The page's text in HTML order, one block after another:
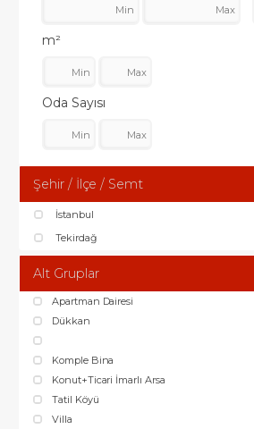
m²
Oda Sayısı
Şehir / İlçe / Semt
İstanbul
Tekirdağ
Alt Gruplar
Apartman Dairesi
Dükkan
Komple Bina
Konut+Ticari İmarlı Arsa
Tatil Köyü
Villa